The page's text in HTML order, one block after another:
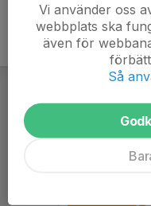
Vi använder oss
webbplats ska
även för
Så